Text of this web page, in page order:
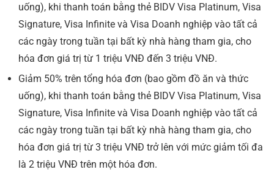
uống), khi thanh toán bằng thẻ BIDV Visa Platinum, Visa
Signature, Visa Infinite và Visa Doanh nghiệp vào tất cả
các ngày trong tuần tại bất kỳ nhà hàng tham gia, cho
hóa đơn giá trị từ 1 triệu VNĐ đến 3 triệu VNĐ.
Giảm 50% trên tổng hóa đơn (bao gồm đồ ăn và thức
uống), khi thanh toán bằng thẻ BIDV Visa Platinum, Visa
Signature, Visa Infinite và Visa Doanh nghiệp vào tất cả
các ngày trong tuần tại bất kỳ nhà hàng tham gia, cho
hóa đơn giá trị từ 3 triệu VNĐ trở lên với mức giảm tối đa
là 2 triệu VNĐ trên một hóa đơn.